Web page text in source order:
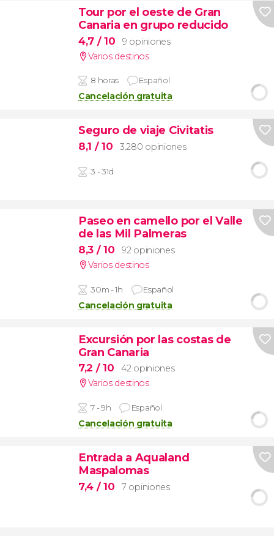
Tour por el oeste de Gran
Canaria en grupo reducido
4,7 / 10
9 opiniones
Varios destinos
8 horas Español
Cancelación gratuita
Seguro de viaje Civitatis
8,1 / 10 3.280 opiniones
3 - 31d
Paseo en camello por el Valle
de las Mil Palmeras
8,3 / 10
92 opiniones
Varios destinos
30m - 1h Español
Cancelación gratuita
Excursión por las costas de
Gran Canaria
7,2 / 10
42 opiniones
Varios destinos
7 - 9h Español
Cancelación gratuita
Entrada a Aqualand
Maspalomas
7,4 / 10 7 opiniones